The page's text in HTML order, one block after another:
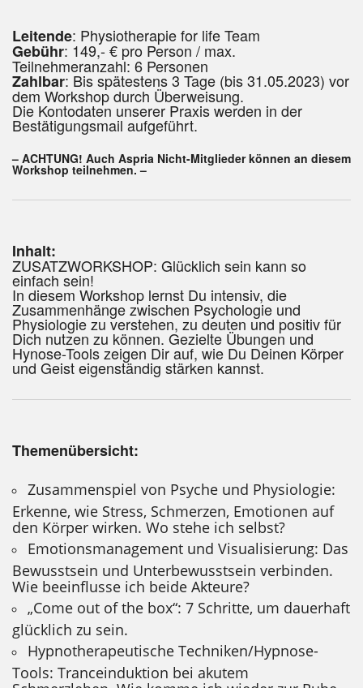
Leitende: Physiotherapie for life Team
Gebühr: 149,- € pro Person / max.
Teilnehmeranzahl: 6 Personen
Zahlbar: Bis spätestens 3 Tage (bis 31.05.2023) vor
dem Workshop durch Überweisung.
Die Kontodaten unserer Praxis werden in der
Bestätigungsmail aufgeführt.
– ACHTUNG! Auch Aspria Nicht-Mitglieder können an diesem
Workshop teilnehmen. –
Inhalt:
ZUSATZWORKSHOP: Glücklich sein kann so
einfach sein!
In diesem Workshop lernst Du intensiv, die
Zusammenhänge zwischen Psychologie und
Physiologie zu verstehen, zu deuten und positiv für
Dich nutzen zu können. Gezielte Übungen und
Hynose-Tools zeigen Dir auf, wie Du Deinen Körper
und Geist eigenständig stärken kannst.
Themenübersicht:
Zusammenspiel von Psyche und Physiologie:
Erkenne, wie Stress, Schmerzen, Emotionen auf
den Körper wirken. Wo stehe ich selbst?
Emotionsmanagement und Visualisierung: Das
Bewusstsein und Unterbewusstsein verbinden.
Wie beeinflusse ich beide Akteure?
„Come out of the box“: 7 Schritte, um dauerhaft
glücklich zu sein.
Hypnotherapeutische Techniken/Hypnose-
Tools: Tranceinduktion bei akutem